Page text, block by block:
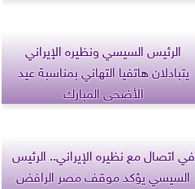
الرئيس السيسي ونظيره الإيراني
يتبادلان هاتفيا التهاني بمناسبة عيد
الأضحى المبارك
في اتصال مع نظيره الإيراني.. الرئيس
السيسي يؤكد موقف مصر الرافض